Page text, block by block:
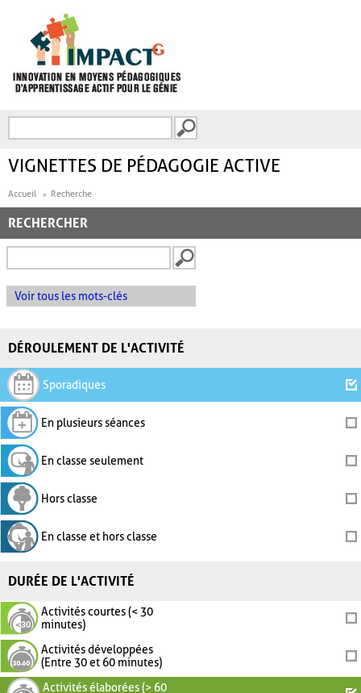
FORMULAIRE DE
VIGNETTES DE PÉDAGOGIE ACTIVE
Accueil Recherche
RECHERCHER
Voir tous les mots-clés
DÉROULEMENT DE L'ACTIVITÉ
Sporadiques
En plusieurs séances
En classe seulement
Hors classe
En classe et hors classe
DURÉE DE L'ACTIVITÉ
Activités courtes (< 30
minutes)
Activités développées
(Entre 30 et 60 minutes)
Activités élaborées (> 60